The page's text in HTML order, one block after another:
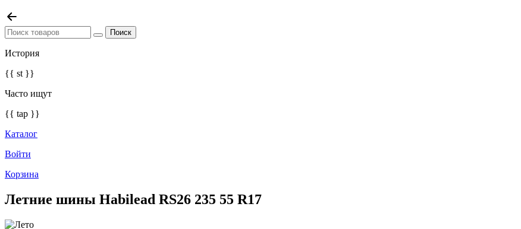
История
{{ st }}
Часто ищут
{{ tap }}
Каталог
Войти
Корзина
Летние шины Habilead RS26 235 55 R17